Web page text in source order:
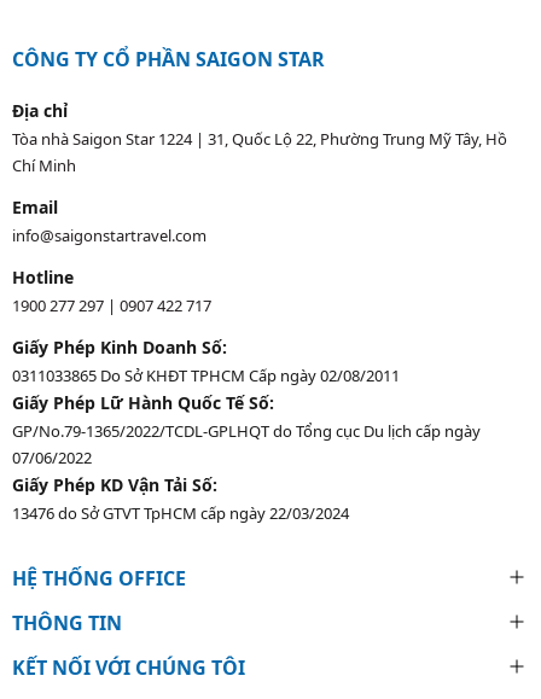
CÔNG TY CỔ PHẦN SAIGON STAR
Địa chỉ
Tòa nhà Saigon Star 1224 | 31, Quốc Lộ 22, Phường Trung Mỹ Tây, Hồ
Chí Minh
Email
info@saigonstartravel.com
Hotline
1900 277 297 | 0907 422 717
Giấy Phép Kinh Doanh Số:
0311033865 Do Sở KHĐT TPHCM Cấp ngày 02/08/2011
Giấy Phép Lữ Hành Quốc Tế Số:
GP/No.79-1365/2022/TCDL-GPLHQT do Tổng cục Du lịch cấp ngày
07/06/2022
Giấy Phép KD Vận Tải Số:
13476 do Sở GTVT TpHCM cấp ngày 22/03/2024
HỆ THỐNG OFFICE
THÔNG TIN
KẾT NỐI VỚI CHÚNG TÔI